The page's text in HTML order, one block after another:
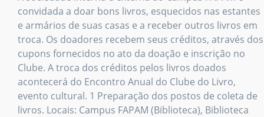
convidada a doar bons livros, esquecidos nas estantes
e armários de suas casas e a receber outros livros em
troca. Os doadores recebem seus créditos, através dos
cupons fornecidos no ato da doação e inscrição no
Clube. A troca dos créditos pelos livros doados
acontecerá do Encontro Anual do Clube do Livro,
evento cultural. 1 Preparação dos postos de coleta de
livros. Locais: Campus FAPAM (Biblioteca), Biblioteca